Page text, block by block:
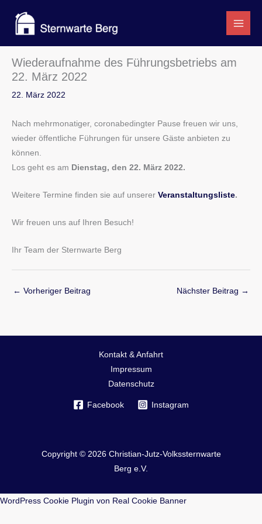
Inhalt
springen
Wiederaufnahme des Führungsbetriebs am
22. März 2022
22. März 2022
Nach mehrmonatiger, coronabedingter Pause freuen wir uns,
wieder öffentliche Führungen für unsere Gäste anbieten zu
können.
Los geht es am Dienstag, den 22. März 2022.
Weitere Termine finden sie auf unserer Veranstaltungsliste.
Wir freuen uns auf Ihren Besuch!
Ihr Team der Sternwarte Berg
← Vorheriger Beitrag Nächster Beitrag →
Kontakt & Anfahrt
Impressum
Datenschutz
Facebook Instagram
Copyright © 2026 Christian-Jutz-Volkssternwarte
Berg e.V.
WordPress Cookie Plugin von Real Cookie Banner